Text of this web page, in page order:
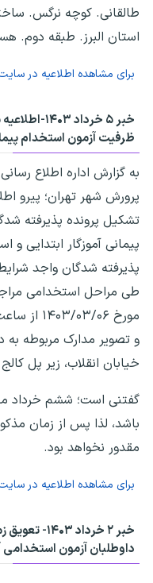
طالقانی. کوچه نرگس.
استان البرز. طبقه دوم.
برای مشاهده اطلاعیه در
ظرفیت آزمون استخدام
به گزارش اداره اطلاع
پرورش شهر تهران؛ پیرو
تشکیل پرونده پذیرفته
پیمانی آموزگار ابتدایی و
پذیرفته شدگان واجد
طی مراحل استخدامی
و تصویر مدارک مربوطه به
خیابان انقلاب، زیر پل کالج ، خیابان
گفتنی است؛ ششم خرداد
باشد، لذا پس از زمان
مقدور نخواهد بود.
برای مشاهده اطلاعیه در
خبر ۲ خرداد
داوطلبان آزمون استخدامی